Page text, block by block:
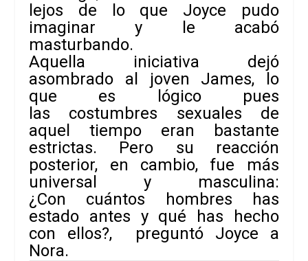
lejos de lo que Joyce pudo
imaginar y le acabó
masturbando.
Aquella iniciativa dejó
asombrado al joven James, lo
que es lógico pues
las costumbres sexuales de
aquel tiempo eran bastante
estrictas. Pero su reacción
posterior, en cambio, fue más
universal y masculina:
¿Con cuántos hombres has
estado antes y qué has hecho
con ellos?, preguntó Joyce a
Nora.